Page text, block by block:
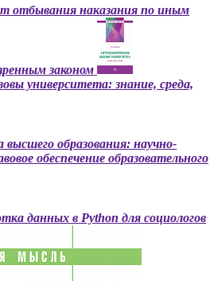
отбывания наказания по иным
законом
университета: знание, среда,
образования: научно-
обеспечение образовательного
данных в Python для социологов